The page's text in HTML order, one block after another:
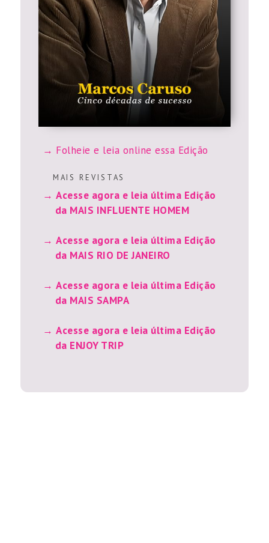
Folheie e leia online essa Edição
M A I S R E V I S T A S
Acesse agora e leia última Edição
da MAIS INFLUENTE HOMEM
Acesse agora e leia última Edição
da MAIS RIO DE JANEIRO
Acesse agora e leia última Edição
da MAIS SAMPA
Acesse agora e leia última Edição
da ENJOY TRIP